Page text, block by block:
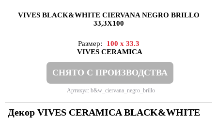
VIVES BLACK&WHITE CIERVANA NEGRO BRILLO
33,3X100
Размер:
100 x 33.3
VIVES CERAMICA
СНЯТО С ПРОИЗВОДСТВА
Артикул: b&w_ciervana_negro_brillo
Декор VIVES CERAMICA BLACK&WHITE